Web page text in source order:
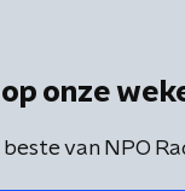
onze
van NPO